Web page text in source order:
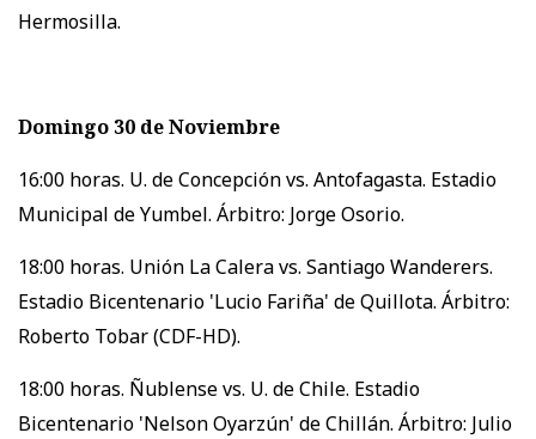
Hermosilla.
Domingo 30 de Noviembre
16:00 horas. U. de Concepción vs. Antofagasta. Estadio
Municipal de Yumbel. Árbitro: Jorge Osorio.
18:00 horas. Unión La Calera vs. Santiago Wanderers.
Estadio Bicentenario 'Lucio Fariña' de Quillota. Árbitro:
Roberto Tobar (CDF-HD).
18:00 horas. Ñublense vs. U. de Chile. Estadio
Bicentenario 'Nelson Oyarzún' de Chillán. Árbitro: Julio